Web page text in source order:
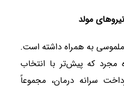
مولد
ملموسی به همراه داشته است.
مجرد که پیش‌تر با انتخاب
و پرداخت سرانه درمان، مجموعاً